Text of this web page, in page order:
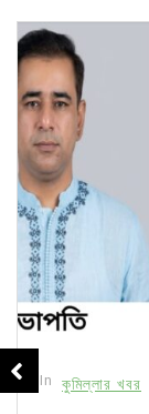
In কুমিল্লার খবর